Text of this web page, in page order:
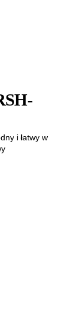
i łatwy w